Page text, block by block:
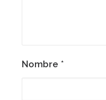
Nombre *